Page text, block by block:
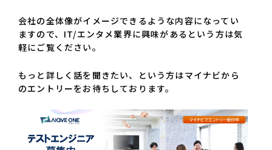
会社の全体像がイメージできるような内容になってい
ますので、IT/エンタメ業界に興味があるという方は気
軽にご覧ください。
もっと詳しく話を聞きたい、という方はマイナビから
のエントリーをお待ちしております。